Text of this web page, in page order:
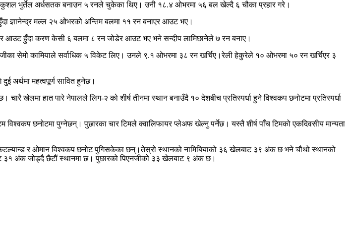
कुशल भुर्तेल अर्धसतक बनाउन ५ रनले चुकेका थिए। उनी १८.४ ओभरमा ५६ बल खेल्दै ६ चौका प्रहार गरे।
ज्ञानेन्द्र मल्ल २५ ओभरको अन्तिम बलमा ११ रन बनाएर आउट भए।
आउट हुँदा करण केसी ६ बलमा ८ रन जोडेर आउट भए भने सन्दीप लामिछानेले ७ रन बनाए।
सेमो कामियाले सर्वाधिक ५ विकेट लिए। उनले ९.१ ओभरमा ३८ रन खर्चिए।रेली हेकुरेले १० ओभरमा ५० रन खर्चिएर ३
अर्थमा महत्वपूर्ण सावित हुनेछ।
खेलमा हात पारे नेपालले लिग-२ को शीर्ष तीनमा स्थान बनाउँदै १० देशबीच प्रतिस्पर्धा हुने विश्वकप छनोटमा प्रतिस्पर्धा
छनोटमा पुग्नेछन्। पुछारका चार टिमले क्वालिफायर प्लेअफ खेल्नु पर्नेछ। यस्तै शीर्ष पाँच टिमको एकदिवसीय मान्यता
र ओमान विश्वकप छनोट पुगिसकेका छन्।तेस्रो स्थानको नामिबियाको ३६ खेलबाट ३९ अंक छ भने चौथो स्थानको
अंक जोड्दै छैटौं स्थानमा छ। पुछारको ‍पिएनजीको ३३ खेलबाट ९ अंक छ।